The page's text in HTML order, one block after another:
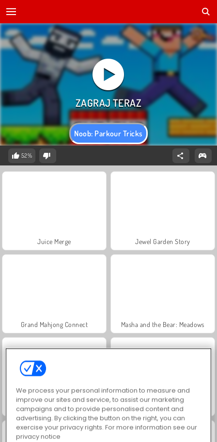
Noob: Parkour Tricks
52%
Juice Merge Jewel Garden Story
Grand Mahjong Connect Masha and the Bear: Meadows
Scala 40 Trollface Quest: USA 2
We process your personal information to measure and
improve our sites and service, to assist our marketing
campaigns and to provide personalised content and
advertising. By clicking the button on the right, you can
exercise your privacy rights. For more information see our
privacy notice